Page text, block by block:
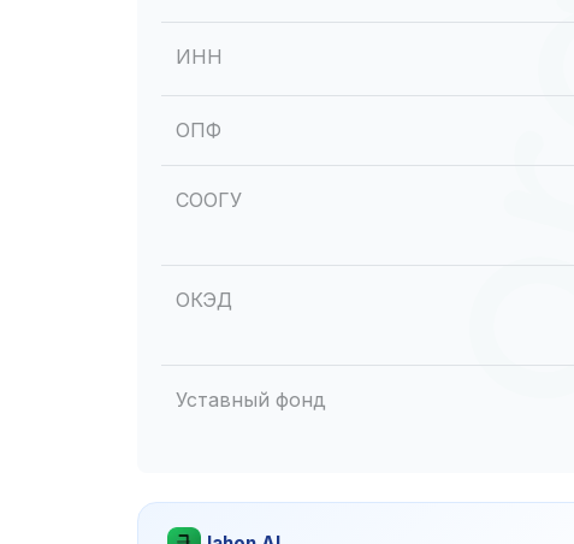
ИНН
ОПФ
СООГУ
ОКЭД
Уставный фонд